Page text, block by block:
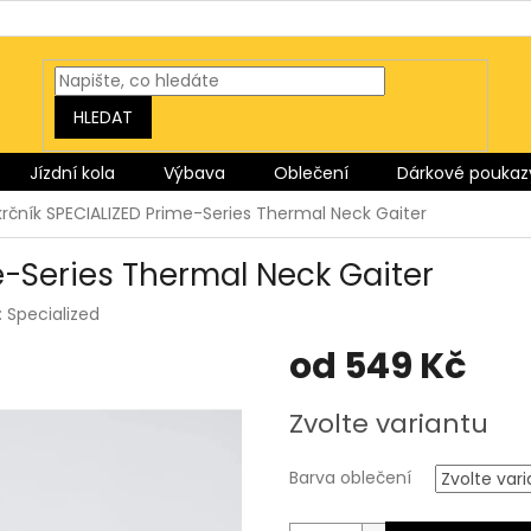
HLEDAT
Jízdní kola Výbava Oblečení Dárkové
SPECIALIZED Prime-Series Thermal Neck Gaiter
Series Thermal Neck Gaiter
Specialized
od 549 Kč
cena:
Zvolte variantu
Barva oblečení